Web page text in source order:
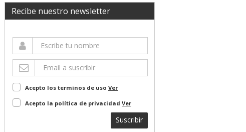
Recibe nuestro newsletter
Acepto los terminos de uso Ver
Acepto la política de privacidad Ver
Suscribir